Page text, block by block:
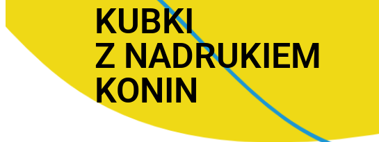
KUBKI
Z NADRUKIEM
KONIN